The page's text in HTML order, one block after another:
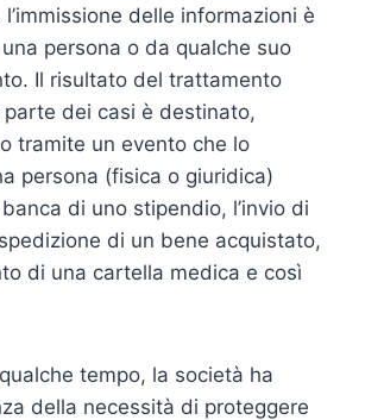
delle informazioni è
persona o da qualche suo
Il risultato del trattamento
parte dei casi è destinato,
tramite un evento che lo
persona (fisica o giuridica)
banca di uno stipendio, l’invio di
di un bene acquistato,
di una cartella medica e così
tempo, la società ha
della necessità di proteggere